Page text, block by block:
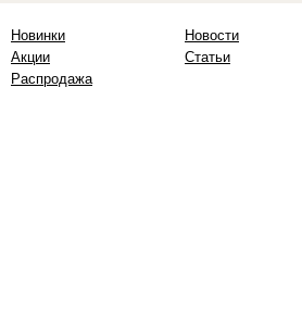
Новинки
Акции
Распродажа
Новости
Статьи